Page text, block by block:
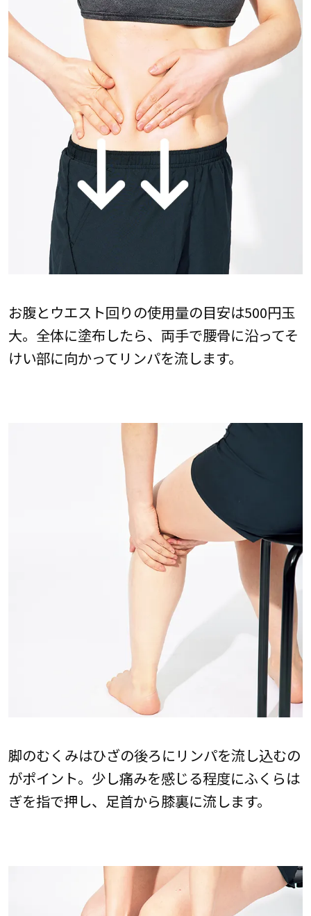
お腹とウエスト回りの使用量の目安は500円玉
大。全体に塗布したら、両手で腰骨に沿ってそ
けい部に向かってリンパを流します。
脚のむくみはひざの後ろにリンパを流し込むの
がポイント。少し痛みを感じる程度にふくらは
ぎを指で押し、足首から膝裏に流します。